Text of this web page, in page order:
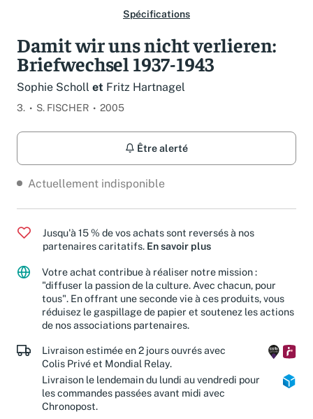
Spécifications
Damit wir uns nicht verlieren:
Briefwechsel 1937-1943
Sophie Scholl et Fritz Hartnagel
3. S. FISCHER 2005
Être alerté
Actuellement indisponible
Jusqu'à 15 % de vos achats sont reversés à nos
partenaires caritatifs. En savoir plus
Votre achat contribue à réaliser notre mission :
"diffuser la passion de la culture. Avec chacun, pour
tous". En offrant une seconde vie à ces produits, vous
réduisez le gaspillage de papier et soutenez les actions
de nos associations partenaires.
Livraison estimée en 2 jours ouvrés avec
Colis Privé et Mondial Relay.
Livraison le lendemain du lundi au vendredi pour
les commandes passées avant midi avec
Chronopost.